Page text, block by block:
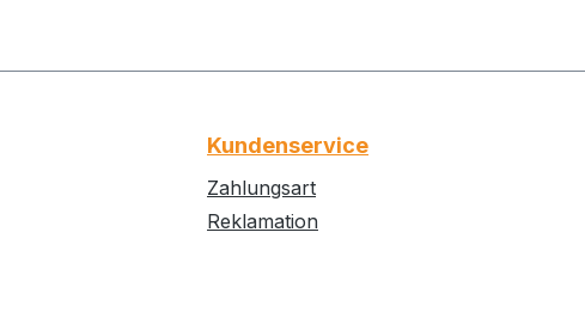
Kundenservice
Zahlungsart
Reklamation